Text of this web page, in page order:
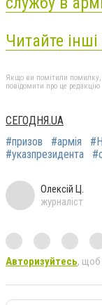
Читайте
Якщо ви помітили помилку,
повідомити про це редакцію
СЕГОДНЯ.UA
#призов
#армія
#указпрезидента
Олексій Ц.
журналіст
Авторизуйтесь, щоб